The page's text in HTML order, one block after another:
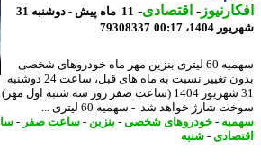
-اقتصادی-
11 ماه پیش - دوشنبه 31
00:17
79308337
سهمیه 60 لیتری بنزین مهر ماه خودروهای شخصی
بدون تغییر نسبت به ماه های قبل، ساعت 24 دوشنبه
31 شهریور 1404 (ساعت صفر روز سه شنبه اول
شارژ خواهد شد. - سهمیه 60 لیتری ...
-خودروهای شخصی-بنزین- ساعت صفر-ساعت
-شنبه